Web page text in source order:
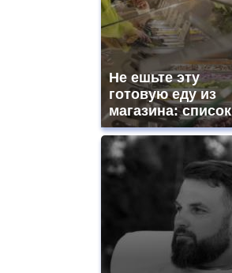
Не ешьте эту
готовую еду из
магазина: список